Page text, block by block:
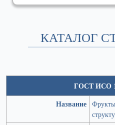
КАТАЛОГ
ГОСТ ИСО
Название